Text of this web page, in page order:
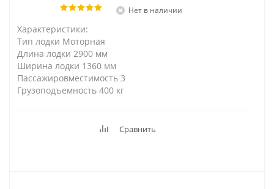
Нет в наличии
Характеристики:
Тип лодки Моторная
Длина лодки 2900 мм
Ширина лодки 1360 мм
Пассажировместимость 3
Грузоподъемность 400 кг
Сравнить